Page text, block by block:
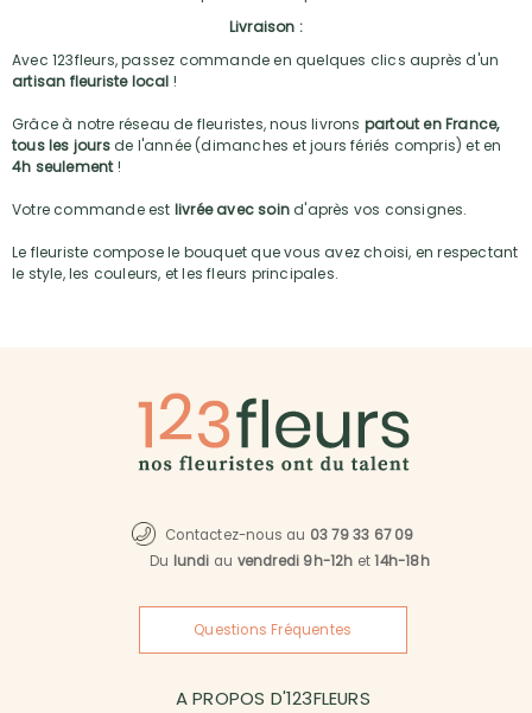
Livraison :
Avec 123fleurs, passez commande en quelques clics auprès d'un
artisan fleuriste local !
Grâce à notre réseau de fleuristes, nous livrons partout en France,
tous les joursde l'année (dimanches et jours fériés compris) et en
4h seulement!
Votre commande est livrée avec soind'après vos consignes.
Le fleuriste compose le bouquet que vous avez choisi, en respectant
le style, les couleurs, et les fleurs principales.
Contactez-nous au 03 79 33 67 09
Du lundi au vendredi 9h-12h et14h-18h
Questions Fréquentes
A PROPOS D'123FLEURS